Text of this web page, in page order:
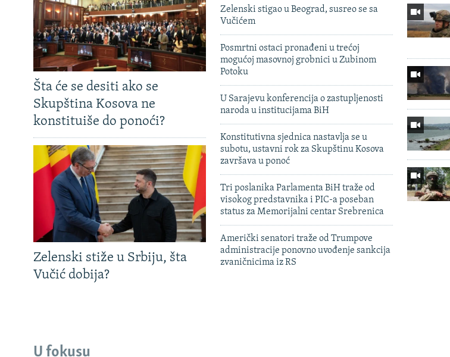
Šta će se desiti ako se
Skupština Kosova ne
konstituiše do ponoći?
Zelenski stiže u Srbiju, šta
Vučić dobija?
Zelenski stigao u Beograd, susreo se sa
Vučićem
Posmrtni ostaci pronađeni u trećoj
mogućoj masovnoj grobnici u Zubinom
Potoku
U Sarajevu konferencija o zastupljenosti
naroda u institucijama BiH
Konstitutivna sjednica nastavlja se u
subotu, ustavni rok za Skupštinu Kosova
završava u ponoć
Tri poslanika Parlamenta BiH traže od
visokog predstavnika i PIC-a poseban
status za Memorijalni centar Srebrenica
Američki senatori traže od Trumpove
administracije ponovno uvođenje sankcija
zvaničnicima iz RS
U fokusu